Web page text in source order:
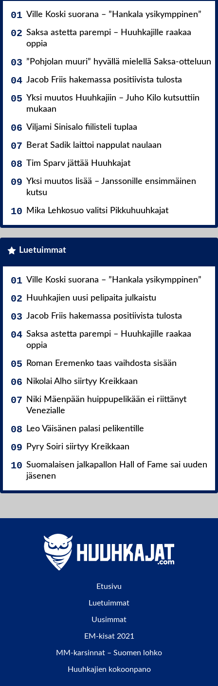
Ville Koski suorana – ”Hankala ysikymppinen”
Saksa astetta parempi – Huuhkajille raakaa
oppia
”Pohjolan muuri” hyvällä mielellä Saksa-otteluun
Jacob Friis hakemassa positiivista tulosta
Yksi muutos Huuhkajiin – Juho Kilo kutsuttiin
mukaan
Viljami Sinisalo fiilisteli tuplaa
Berat Sadik laittoi nappulat naulaan
Tim Sparv jättää Huuhkajat
Yksi muutos lisää – Janssonille ensimmäinen
kutsu
Mika Lehkosuo valitsi Pikkuhuuhkajat
Luetuimmat
Ville Koski suorana – ”Hankala ysikymppinen”
Huuhkajien uusi pelipaita julkaistu
Jacob Friis hakemassa positiivista tulosta
Saksa astetta parempi – Huuhkajille raakaa
oppia
Roman Eremenko taas vaihdosta sisään
Nikolai Alho siirtyy Kreikkaan
Niki Mäenpään huippupelikään ei riittänyt
Venezialle
Leo Väisänen palasi pelikentille
Pyry Soiri siirtyy Kreikkaan
Suomalaisen jalkapallon Hall of Fame sai uuden
jäsenen
Etusivu
Luetuimmat
Uusimmat
EM-kisat 2021
MM-karsinnat – Suomen lohko
Huuhkajien kokoonpano